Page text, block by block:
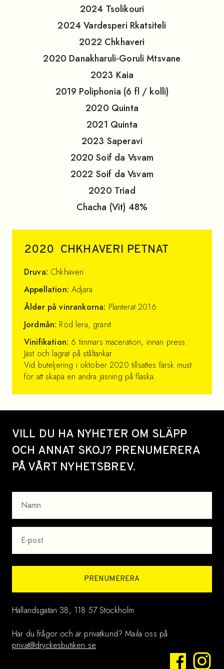
2024 Tsolikouri
2024 Vardesperi Rkatsiteli
2022 Chkhaveri
2020 Danakharuli-Goruli Mtsvane
2023 Kaia
2019 Poliphonia (6 fl / kolli)
2020 Quinta
2021 Quinta
2023 Saperavi
2020Soif da Vsvam
2022 Soif da Vsvam
2020 Triad
Chacha (Vit) 48%
2020 CHKHAVERI PETNAT
Druva: Chkhaveri
Appellation:Adjara
Ålder på vinrankorna: Planterat 2016
Jordmån: Röd lera, granit
Vinifikation: 6 timmars maceration, innan press.
Jäst och lagrat på ståltankar.
Vid buteljering i oktober 2020 tillsattes färsk must
för att skapa en andra jäsning på flaska.
Site footer
VILL DU HA NYHETER OM SLÄPP
OCH ANNAT SKOJ? PRENUMERERA
PÅ VÅRT NYHETSBREV.
PRENUMERERA
Hallandsgatan 38, 118 57 Stockholm
Har du frågor och är privatkund? Maila oss på
privat@dryckesbutiken.se